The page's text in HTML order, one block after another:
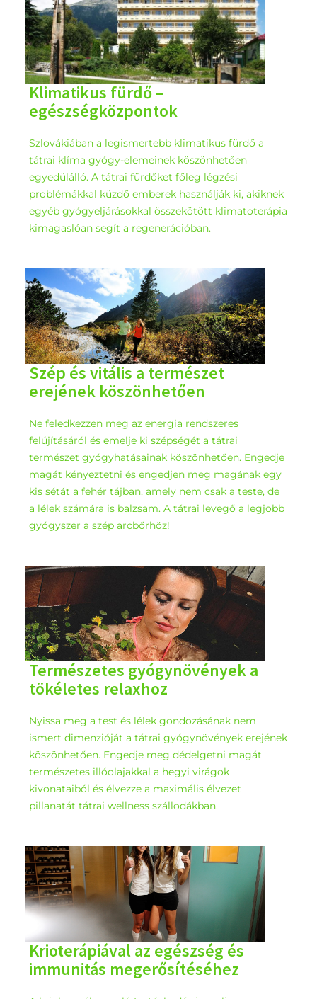
Klimatikus fürdő –
egészségközpontok
Szlovákiában a legismertebb klimatikus fürdő a
tátrai klíma gyógy-elemeinek köszönhetően
egyedülálló. A tátrai fürdőket főleg légzési
problémákkal küzdő emberek használják ki, akiknek
egyéb gyógyeljárásokkal összekötött klimatoterápia
kimagaslóan segít a regenerációban.
Szép és vitális a természet
erejének köszönhetően
Ne feledkezzen meg az energia rendszeres
felújításáról és emelje ki szépségét a tátrai
természet gyógyhatásainak köszönhetően. Engedje
magát kényeztetni és engedjen meg magának egy
kis sétát a fehér tájban, amely nem csak a teste, de
a lélek számára is balzsam. A tátrai levegő a legjobb
gyógyszer a szép arcbőrhöz!
Természetes gyógynövények a
tökéletes relaxhoz
Nyissa meg a test és lélek gondozásának nem
ismert dimenzióját a tátrai gyógynövények erejének
köszönhetően. Engedje meg dédelgetni magát
természetes illóolajakkal a hegyi virágok
kivonataiból és élvezze a maximális élvezet
pillanatát tátrai wellness szállodákban.
Krioterápiával az egészség és
immunitás megerősítéséhez